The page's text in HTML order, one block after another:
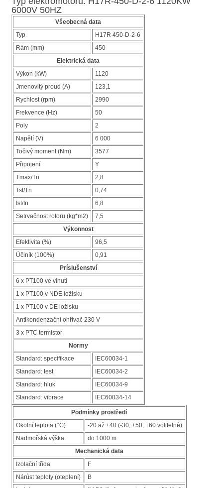
6000V 50HZ
Všeobecná data
Typ
H17R 450-D-2-6
Rám (mm)
450
Elektrická data
Výkon (kW)
1120
Jmenovitý proud (A)
123,1
Rychlost (rpm)
2990
Frekvence (Hz)
50
Poly
2
Napětí (V)
6 000
Točivý moment (Nm)
3577
Připojení
Y
Tmax/Tn
2,8
Tst/Tn
0,74
Ist/In
6,8
Setrvačnost rotoru (kg*m2)
7,5
Výkonnost
Efektivita (%)
96,5
Účiník (100%)
0,91
Príslušenství
6 x PT100 ve vinutí
1 x PT100 v NDE ložisku
1 x PT100 v DE ložisku
Antikondenzační ohřívač 230 V
3 x PTC termistor
Normy
Standard: specifikace
IEC60034-1
Standard: test
IEC60034-2
Standard: hluk
IEC60034-9
Standard: vibrace
IEC60034-14
Podmínky prostředí
Okolní teplota (°C)
-20 až +40 (-30, +50, +60 volitelné)
Nadmořská výška
do 1000 m
Mechanická data
Izolační třída
F
Nárůst teploty (oteplení)
B